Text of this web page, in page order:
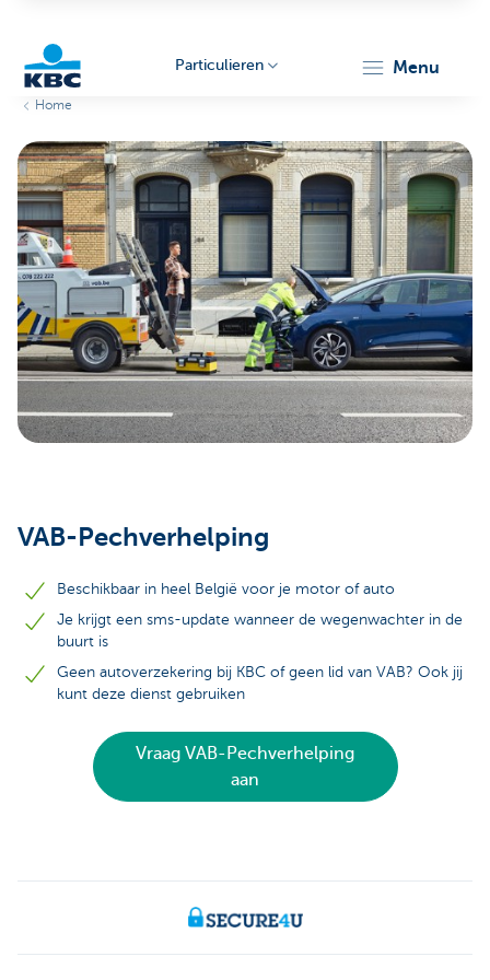
Particulieren
Particulieren menu
Home
VAB-Pechverhelping
Beschikbaar in heel België voor je motor of auto
Je krijgt een sms-update wanneer de wegenwachter in de
buurt is
Geen autoverzekering bij KBC of geen lid van VAB? Ook jij
kunt deze dienst gebruiken
Vraag VAB-Pechverhelping
aan